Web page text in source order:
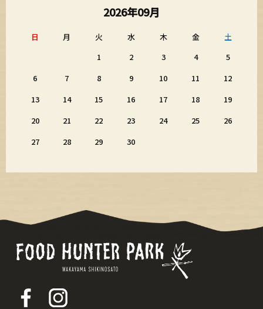
2026年09月
日 月 火 水 木 金
土
1
2 3 4
5
6
7 8 9 10 11
12
13
14 15 16 17 18
19
20
21 22 23 24 25
26
27
28 29 30